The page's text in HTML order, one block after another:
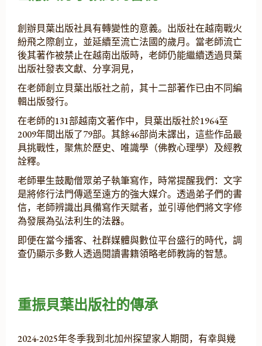
創辦貝葉出版社具有轉變性的意義。出版社在越南戰火
紛飛之際創立，並延續至流亡法國的歲月。當老師流亡
後其著作被禁止在越南出版時，老師仍能繼續透過貝葉
出版社發表文獻、分享洞見，
在老師創立貝葉出版社之前，其十二部著作已由不同編
輯出版發行。
在老師的131部越南文著作中，貝葉出版社於1964至
2009年間出版了79部。其餘46部尚未譯出，這些作品最
具挑戰性，聚焦於歷史、唯識學（佛教心理學）及經教
詮釋。
老師畢生鼓勵僧眾弟子執筆寫作，時常提醒我們：文字
是將修行法門傳遞至遠方的強大媒介。透過弟子們的書
信，老師辨識出具備寫作天賦者，並引導他們將文字修
為發展為弘法利生的法器。
即便在當今播客、社群媒體與數位平台盛行的時代，調
查仍顯示多數人透過閱讀書籍領略老師教誨的智慧。
重振貝葉出版社的傳承
2024-2025年冬季我到北加州探望家人期間，有幸與幾